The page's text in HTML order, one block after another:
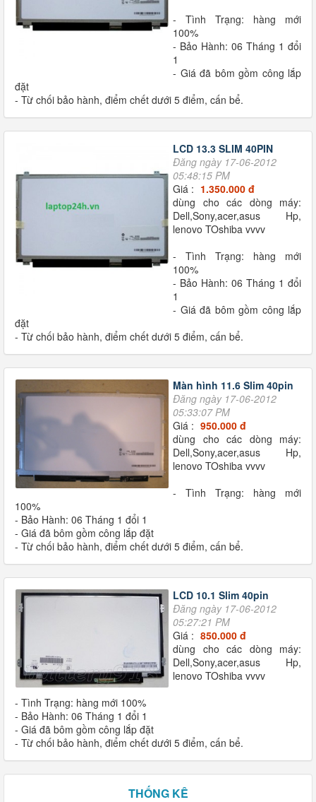
- Tình Trạng: hàng mới
100%
- Bảo Hành: 06 Tháng 1 đổi
1
- Giá đã bôm gồm công lắp
đặt
- Từ chối bảo hành, điểm chết dưới 5 điểm, cấn bể.
LCD 13.3 SLIM 40PIN
Đăng ngày 17-06-2012
05:48:15 PM
Giá : 1.350.000 đ
dùng cho các dòng máy:
Dell,Sony,acer,asus Hp,
lenovo TOshiba vvvv
- Tình Trạng: hàng mới
100%
- Bảo Hành: 06 Tháng 1 đổi
1
- Giá đã bôm gồm công lắp
đặt
- Từ chối bảo hành, điểm chết dưới 5 điểm, cấn bể.
Màn hình 11.6 Slim 40pin
Đăng ngày 17-06-2012
05:33:07 PM
Giá : 950.000 đ
dùng cho các dòng máy:
Dell,Sony,acer,asus Hp,
lenovo TOshiba vvvv
- Tình Trạng: hàng mới
100%
- Bảo Hành: 06 Tháng 1 đổi 1
- Giá đã bôm gồm công lắp đặt
- Từ chối bảo hành, điểm chết dưới 5 điểm, cấn bể.
LCD 10.1 Slim 40pin
Đăng ngày 17-06-2012
05:27:21 PM
Giá : 850.000 đ
dùng cho các dòng máy:
Dell,Sony,acer,asus Hp,
lenovo TOshiba vvvv
- Tình Trạng: hàng mới 100%
- Bảo Hành: 06 Tháng 1 đổi 1
- Giá đã bôm gồm công lắp đặt
- Từ chối bảo hành, điểm chết dưới 5 điểm, cấn bể.
THỐNG KÊ